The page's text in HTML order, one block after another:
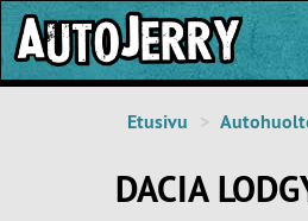
Etusivu
DACIA